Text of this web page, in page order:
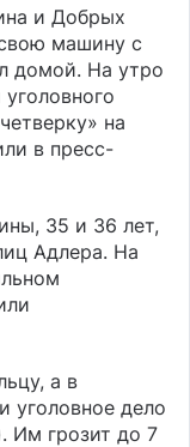
и Добрых
машину с
домой. На утро
на
в пресс-
35 и 36 лет,
Адлера. На
а в
уголовное дело
Им грозит до 7